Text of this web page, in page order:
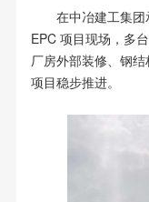
在中冶建工集
EPC 项目现场，多
厂房外部装修、钢
项目稳步推进。